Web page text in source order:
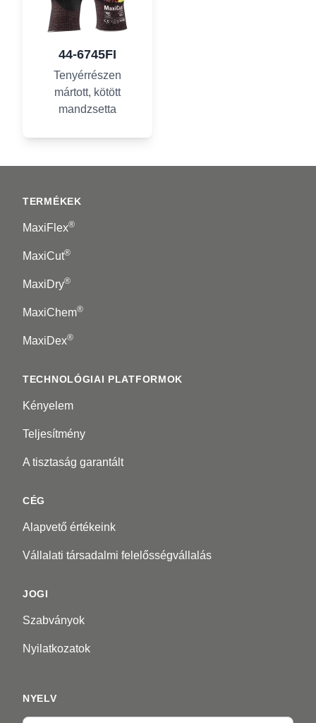
44-6745FI
Tenyérrészen
mártott, kötött
mandzsetta
TERMÉKEK
MaxiFlex®
MaxiCut®
MaxiDry®
MaxiChem®
MaxiDex®
TECHNOLÓGIAI PLATFORMOK
Kényelem
Teljesítmény
A tisztaság garantált
CÉG
Alapvető értékeink
Vállalati társadalmi felelősségvállalás
JOGI
Szabványok
Nyilatkozatok
NYELV